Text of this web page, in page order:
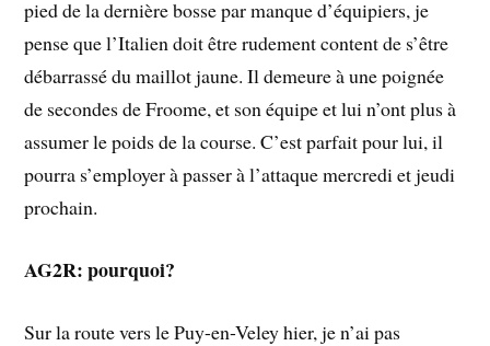
pied de la dernière bosse par manque d’équipiers, je
pense que l’Italien doit être rudement content de s’être
débarrassé du maillot jaune. Il demeure à une poignée
de secondes de Froome, et son équipe et lui n’ont plus à
assumer le poids de la course. C’est parfait pour lui, il
pourra s’employer à passer à l’attaque mercredi et jeudi
prochain.
AG2R: pourquoi?
Sur la route vers le Puy-en-Veley hier, je n’ai pas